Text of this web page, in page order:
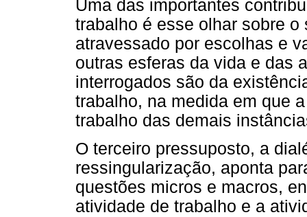
Uma das importantes
trabalho é esse olhar sobre
atravessado por escolhas e
outras esferas da vida e das
interrogados são da
trabalho, na medida em que
trabalho das demais
O terceiro pressuposto, a
ressingularização, aponta
questões micros e macros,
atividade de trabalho e a